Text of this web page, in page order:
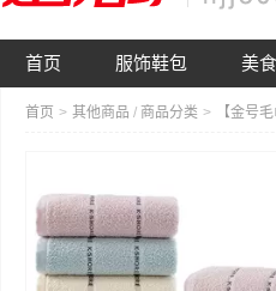
首页 服饰鞋包 美
首页 > 其他商品 / 商品分类 >